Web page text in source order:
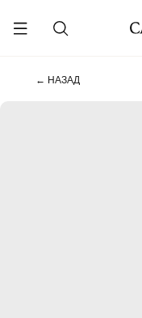
← НАЗАД